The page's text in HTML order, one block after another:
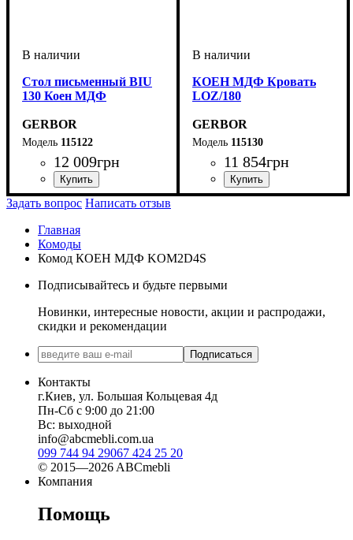
Стол письменный BIU
130 Коен МДФ
GERBOR
115122
12 009грн
ширина, мм: 1300
высота, мм: 780
глубина, мм: 700
КОЕН МДФ Кровать
LOZ/180
GERBOR
115130
11 854грн
ширина, мм: 1850
высота, мм: 420,5-750,5
глубина, мм: 205,5
Задать вопрос Написать отзыв
Главная
Комоды
Комод КОЕН МДФ KOM2D4S
Подписывайтесь и будьте первыми
Новинки, интересные новости, акции и распродажи,
скидки и рекомендации
Подписаться
Контакты
г.Киев, ул. Большая Кольцевая 4д
Пн-Сб с 9:00 до 21:00
Вс: выходной
info@abcmebli.com.ua
099 744 94 29067 424 25 20
© 2015—2026 ABCmebli
Компания
Помощь